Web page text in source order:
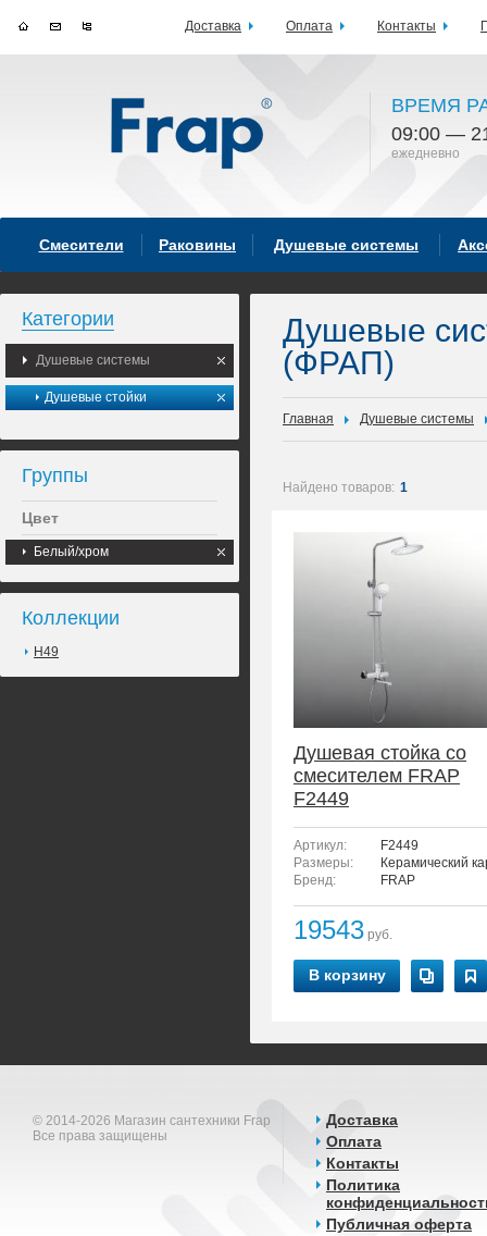
ВРЕМЯ
09:00 —
ежедневно
Смесители Раковины Душевые системы
Категории
Душевые системы
Душевые стойки
Группы
Цвет
Белый/хром
Коллекции
H49
Душевые
(ФРАП)
Главная Душевые системы
Найдено товаров: 1
Душевая стойка со
смесителем FRAP
F2449
Артикул:
F2449
Размеры:
Керамический
Бренд:
FRAP
19543 руб.
В корзину
© 2014-2026 Магазин сантехники Frap
Все права защищены
Доставка
Оплата
Контакты
Политика
Публичная оферта
Доставка Оплата Контакты